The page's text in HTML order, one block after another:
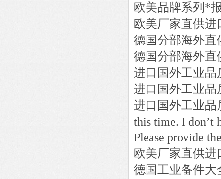
欧美品牌系列*
欧美厂家直供进
德国分部海外直
德国分部海外直
进口国外工业品
进口国外工业品
进口国外工业品
this time. I don’t
Please provide
欧美厂家直供进
德国工业备件大